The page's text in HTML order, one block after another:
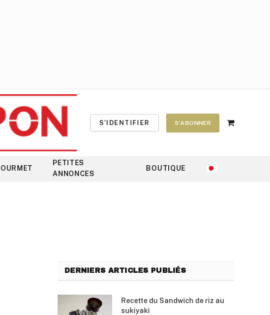
S'IDENTIFIER S'ABONNER
Shopping
PETITES
ANNONCES
BOUTIQUE
DERNIERS ARTICLES PUBLIÉS
Recette du Sandwich de riz au
sukiyaki